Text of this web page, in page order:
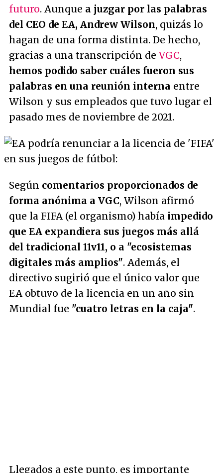
futuro. Aunque a juzgar por las palabras
del CEO de EA, Andrew Wilson, quizás lo
hagan de una forma distinta. De hecho,
gracias a una transcripción de VGC,
hemos podido saber cuáles fueron sus
palabras en una reunión interna entre
Wilson y sus empleados que tuvo lugar el
pasado mes de noviembre de 2021.
Según comentarios proporcionados de
forma anónima a VGC, Wilson afirmó
que la FIFA (el organismo) había impedido
que EA expandiera sus juegos más allá
del tradicional 11v11, o a "ecosistemas
digitales más amplios". Además, el
directivo sugirió que el único valor que
EA obtuvo de la licencia en un año sin
Mundial fue "cuatro letras en la caja".
Llegados a este punto, es importante